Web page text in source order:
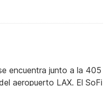
encuentra junto a la 405
aeropuerto LAX. El SoFi